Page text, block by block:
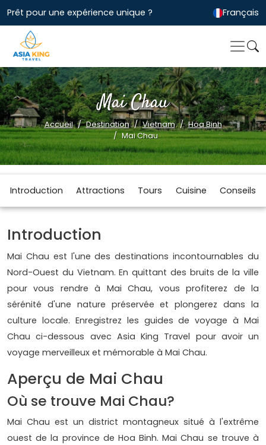
Prêt pour une expérience unique ? Français
Mai Chau
Accueil Destination Vietnam
Hoa Binh
Mai Chau
Introduction Attractions Tours Cuisine Conseils
Introduction
Mai Chau est l'une des destinations incontournables du
Nord-Ouest du Vietnam. En quittant des bruits de la ville
pour vous rendre à Mai Chau, vous profiterez de la
sérénité d'une nature préservée et plongerez dans la
culture locale. Enregistrez les guides de voyage à Mai
Chau ci-dessous avec Asia King Travel pour avoir un
voyage merveilleux et mémorable à Mai Chau.
Aperçu de Mai Chau
Où se trouve Mai Chau?
Mai Chau est un district montagneux situé à l'extrême
ouest de la province de Hoa Binh. Mai Chau se trouve à